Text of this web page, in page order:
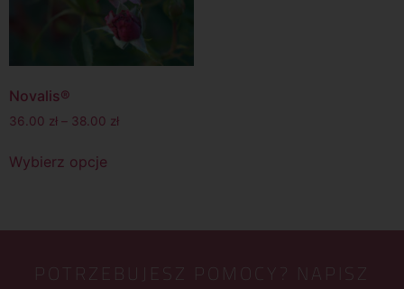
Novalis®
36.00 zł – 38.00 zł
Wybierz opcje
POTRZEBUJESZ POMOCY? NAPISZ